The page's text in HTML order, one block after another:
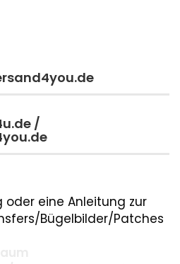
/
oder eine Anleitung zur
Bügelbilder/Patches